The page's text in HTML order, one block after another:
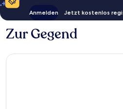
Anmelden Jetzt kostenlos
Zur Gegend